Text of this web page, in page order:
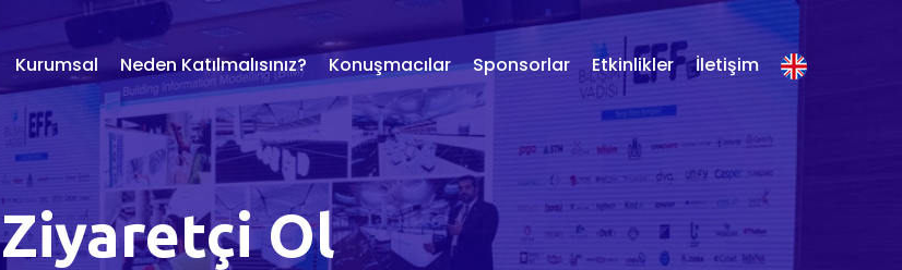
Kurumsal Neden Katılmalısınız? Konuşmacılar Sponsorlar Etkinlikler İletişim
Ziyaretçi Ol